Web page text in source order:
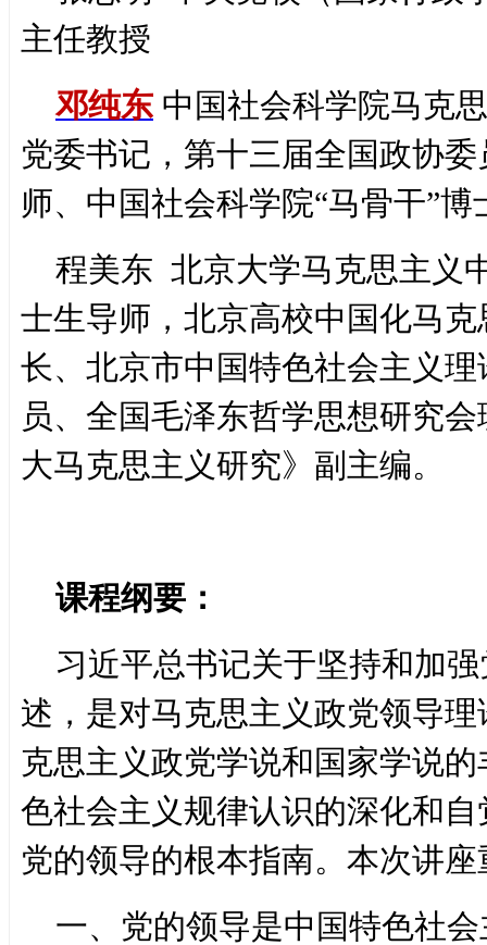
主任教授
邓纯东 中国社会科学院马克
党委书记，第十三届全国政协
师、中国社会科学院“马骨干”博
程美东 北京大学马克思主义
士生导师，北京高校中国化马
长、北京市中国特色社会主义
员、全国毛泽东哲学思想研究
大马克思主义研究》副主编。
课程纲要：
习近平总书记关于坚持和加
述，是对马克思主义政党领导
克思主义政党学说和国家学说
色社会主义规律认识的深化和
党的领导的根本指南。本次讲
一、党的领导是中国特色社